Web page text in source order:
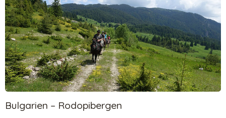
Bulgarien – Rodopibergen